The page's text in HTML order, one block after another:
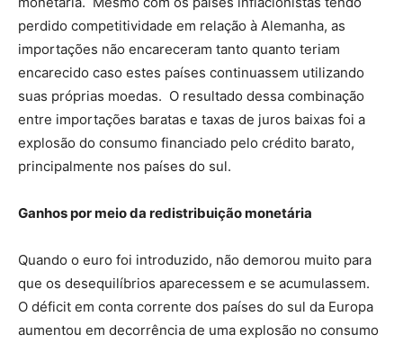
perdido competitividade em relação à Alemanha, as
importações não encareceram tanto quanto teriam
encarecido caso estes países continuassem utilizando
suas próprias moedas. O resultado dessa combinação
entre importações baratas e taxas de juros baixas foi a
explosão do consumo financiado pelo crédito barato,
principalmente nos países do sul.
Ganhos por meio da redistribuição monetária
Quando o euro foi introduzido, não demorou muito para
que os desequilíbrios aparecessem e se acumulassem.
O déficit em conta corrente dos países do sul da Europa
aumentou em decorrência de uma explosão no consumo